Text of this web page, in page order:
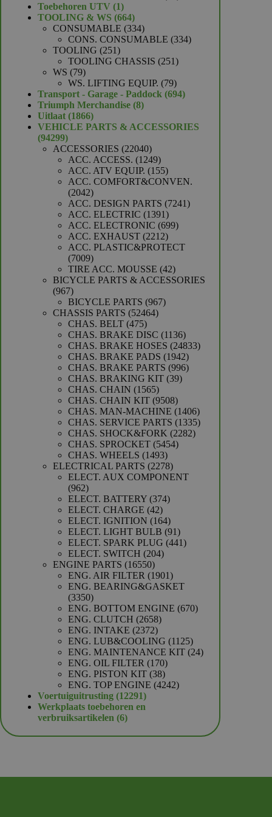
Toebehoren UTV 11
product
TOOLING & WS 664664
producten
CONSUMABLE 334334
producten
CONS. CONSUMABLE 334334
TOOLING 251251
producten
TOOLING CHASSIS 251251
WS 7979
producten
WS. LIFTING EQUIP. 7979
producten
Transport - Garage - Paddock 694694
Triumph Merchandise 88
Uitlaat 18661866
producten
VEHICLE PARTS & ACCESSORIES
9429994299
producten
ACCESSORIES 2204022040
producten
ACC. ACCESS. 12491249
producten
ACC. ATV EQUIP. 155155
producten
ACC. COMFORT&CONVEN.
20422042
producten
ACC. DESIGN PARTS 72417241
ACC. ELECTRIC 13911391
producten
ACC. ELECTRONIC 699699
ACC. EXHAUST 22122212
producten
ACC. PLASTIC&PROTECT
70097009
producten
TIRE ACC. MOUSSE 4242
producten
BICYCLE PARTS & ACCESSORIES
967967
producten
BICYCLE PARTS 967967
CHASSIS PARTS 5246452464
CHAS. BELT 475475
producten
CHAS. BRAKE DISC 11361136
producten
CHAS. BRAKE HOSES 2483324833
CHAS. BRAKE PADS 19421942
producten
CHAS. BRAKE PARTS 996996
CHAS. BRAKING KIT 3939
CHAS. CHAIN 15651565
producten
CHAS. CHAIN KIT 95089508
producten
CHAS. MAN-MACHINE 14061406
producten
CHAS. SERVICE PARTS 13351335
CHAS. SHOCK&FORK 22822282
CHAS. SPROCKET 54545454
CHAS. WHEELS 14931493
producten
ELECTRICAL PARTS 22782278
producten
ELECT. AUX COMPONENT
962962
producten
ELECT. BATTERY 374374
ELECT. CHARGE 4242
producten
ELECT. IGNITION 164164
producten
ELECT. LIGHT BULB 9191
producten
ELECT. SPARK PLUG 441441
ELECT. SWITCH 204204
ENGINE PARTS 1655016550
producten
ENG. AIR FILTER 19011901
producten
ENG. BEARING&GASKET
33503350
producten
ENG. BOTTOM ENGINE 670670
ENG. CLUTCH 26582658
ENG. INTAKE 23722372
producten
ENG. LUB&COOLING 11251125
producten
ENG. MAINTENANCE KIT 2424
ENG. OIL FILTER 170170
producten
ENG. PISTON KIT 3838
producten
ENG. TOP ENGINE 42424242
Voertuiguitrusting 1229112291
producten
Werkplaats toebehoren en
verbruiksartikelen 66